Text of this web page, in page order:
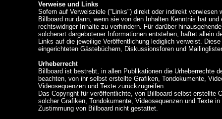
Verweise und Links
Sofern auf Verweisziele ("Links") direkt oder indirekt
Billboard nur dann, wenn sie von den Inhalten Kenntnis hat
rechtswidriger Inhalte zu verhindern. Für darüber
solcherart dargebotener Informationen entstehen, haftet allein
Links auf die jeweilige Veröffentlichung lediglich verweist.
eingerichteten Gästebüchern, Diskussionsforen und
Urheberrecht
Billboard ist bestrebt, in allen Publikationen die Urheberrechte
beachten, von ihr selbst erstellte Grafiken, Tondokumente,
Videosequenzen und Texte zurückzugreifen.
Das Copyright für veröffentlichte, von Billboard selbst erstellte
solcher Grafiken, Tondokumente, Videosequenzen und Texte
Zustimmung von Billboard nicht gestattet.